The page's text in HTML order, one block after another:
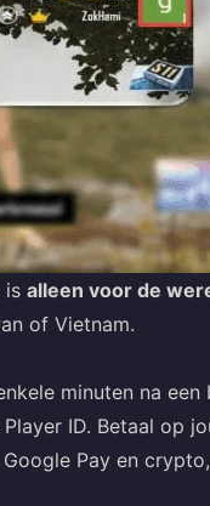
is alleen voor de
of Vietnam.
minuten na
ID. Betaal op
Pay en